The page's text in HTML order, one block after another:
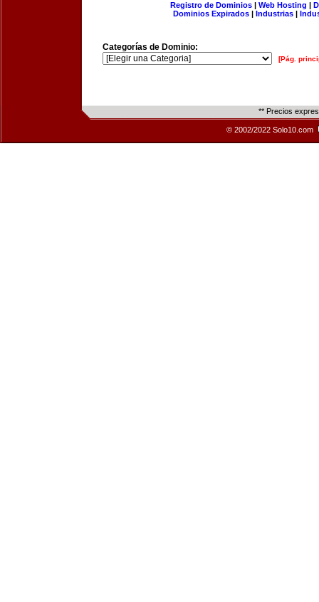
Registro de Dominios| Web Hosting |
Dominios Expirados | Industrias |
Categorías de Dominio:
[Pág.
** Precios
© 2002/2022 Solo10.com